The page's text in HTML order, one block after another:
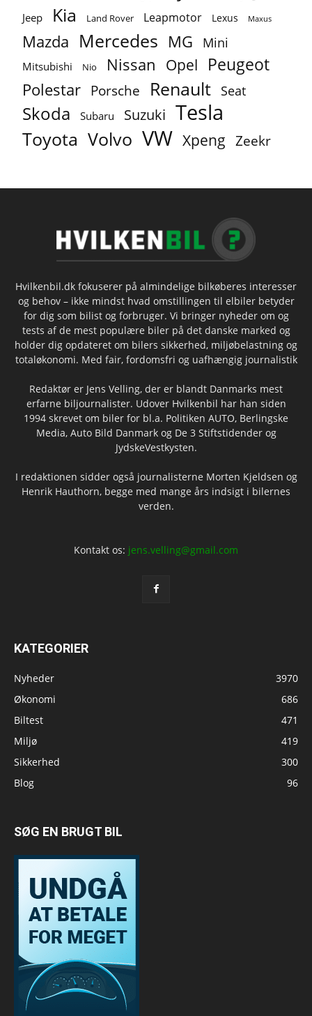
Jeep Kia Land Rover Leapmotor Lexus Maxus
Mazda Mercedes MG Mini
Mitsubishi Nio Nissan Opel Peugeot
Polestar Porsche Renault Seat
Skoda Subaru Suzuki Tesla
Toyota Volvo VW Xpeng Zeekr
Hvilkenbil.dk fokuserer på almindelige bilkøberes interesser
og behov – ikke mindst hvad omstillingen til elbiler betyder
for dig som bilist og forbruger. Vi bringer nyheder om og
tests af de mest populære biler på det danske marked og
holder dig opdateret om bilers sikkerhed, miljøbelastning og
totaløkonomi. Med fair, fordomsfri og uafhængig journalistik
Redaktør er Jens Velling, der er blandt Danmarks mest
erfarne biljournalister. Udover Hvilkenbil har han siden
1994 skrevet om biler for bl.a. Politiken AUTO, Berlingske
Media, Auto Bild Danmark og De 3 Stiftstidender og
JydskeVestkysten.
I redaktionen sidder også journalisterne Morten Kjeldsen og
Henrik Hauthorn, begge med mange års indsigt i bilernes
verden.
Kontakt os: jens.velling@gmail.com
KATEGORIER
Nyheder
3970
Økonomi
686
Biltest
471
Miljø
419
Sikkerhed
300
Blog
96
SØG EN BRUGT BIL